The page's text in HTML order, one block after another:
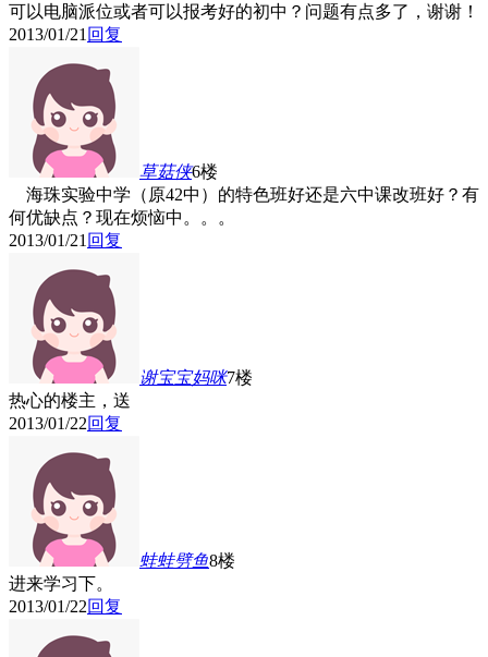
可以电脑派位或者可以报考好的初中？问题有点多了，谢谢！
2013/01/21回复
草菇侠6楼
海珠实验中学（原42中）的特色班好还是六中课改班好？有
何优缺点？现在烦恼中。。。
2013/01/21回复
谢宝宝妈咪7楼
热心的楼主，送
2013/01/22回复
蛙蛙劈鱼8楼
进来学习下。
2013/01/22回复